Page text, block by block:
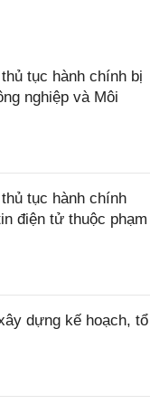
tục hành chính bị
nghiệp và Môi
tục hành chính
điện tử thuộc phạm
dựng kế hoạch, tổ